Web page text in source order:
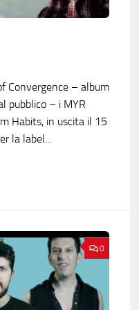
Convergence – album
pubblico – i MYR
Habits, in uscita il 15
la label...
0